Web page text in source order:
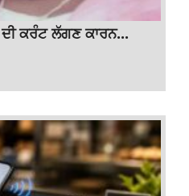
ਦੀ ਕਰੰਟ ਲੱਗਣ ਕਾਰਨ...